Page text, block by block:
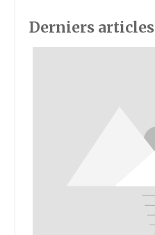
Derniers articles